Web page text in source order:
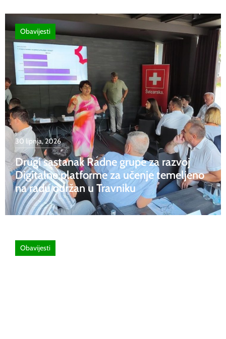
30 lipnja, 2026
Drugi sastanak Radne grupe za razvoj
Digitalne platforme za učenje temeljeno
na radu održan u Travniku
Obavijesti
Obavijesti